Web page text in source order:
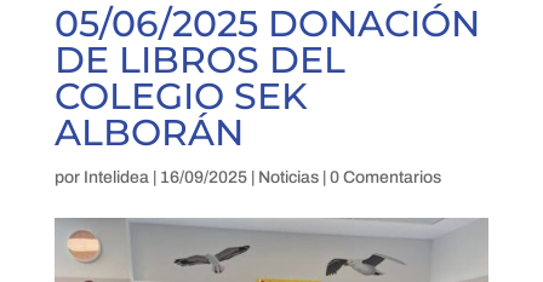
05/06/2025 DONACIÓN
DE LIBROS DEL
COLEGIO SEK
ALBORÁN
por Intelidea| 16/09/2025| Noticias| 0 Comentarios